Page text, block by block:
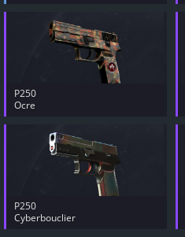
P250
Ocre
P250
Cyberbouclier